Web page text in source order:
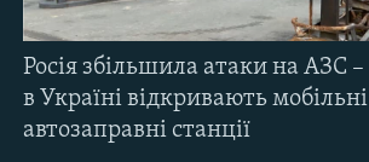
Росія збільшила атаки на АЗС –
в Україні відкривають мобільні
автозаправні станції